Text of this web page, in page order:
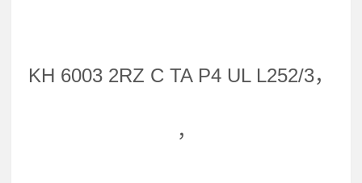
KH 6003 2RZ C TA P4 UL L252/3，
，